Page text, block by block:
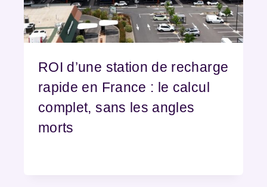
ROI d’une station de recharge
rapide en France : le calcul
complet, sans les angles
morts